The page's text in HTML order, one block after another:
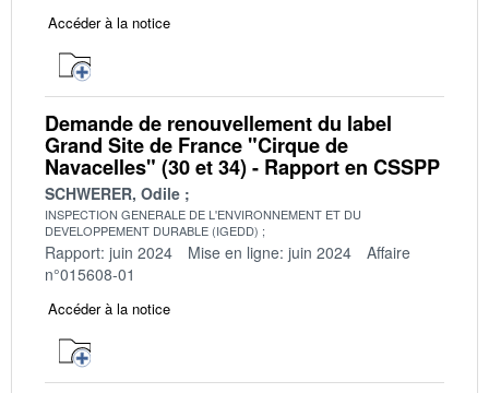
Accéder à la notice
Demande de renouvellement du label
Grand Site de France "Cirque de
Navacelles" (30 et 34) - Rapport en CSSPP
SCHWERER, Odile
INSPECTION GENERALE DE L'ENVIRONNEMENT ET DU
DEVELOPPEMENT DURABLE (IGEDD)
Rapport: juin 2024 Mise en ligne: juin 2024
Affaire
n°015608-01
Accéder à la notice